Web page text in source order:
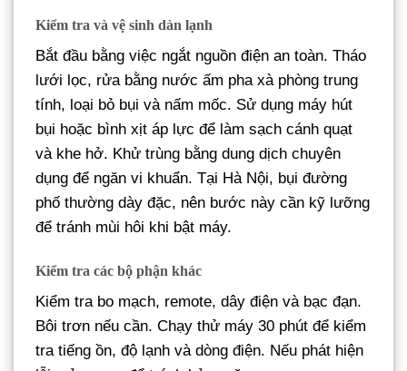
Kiểm tra và vệ sinh dàn lạnh
Bắt đầu bằng việc ngắt nguồn điện an toàn. Tháo
lưới lọc, rửa bằng nước ấm pha xà phòng trung
tính, loại bỏ bụi và nấm mốc. Sử dụng máy hút
bụi hoặc bình xịt áp lực để làm sạch cánh quạt
và khe hở. Khử trùng bằng dung dịch chuyên
dụng để ngăn vi khuẩn. Tại Hà Nội, bụi đường
phố thường dày đặc, nên bước này cần kỹ lưỡng
để tránh mùi hôi khi bật máy.
Kiểm tra các bộ phận khác
Kiểm tra bo mạch, remote, dây điện và bạc đạn.
Bôi trơn nếu cần. Chạy thử máy 30 phút để kiểm
tra tiếng ồn, độ lạnh và dòng điện. Nếu phát hiện